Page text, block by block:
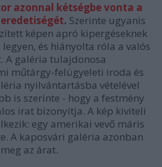
azonnal kétségbe vonta a
. Szerinte ugyanis
képen apró kipergéseknek
és hiányolta róla a valós
A galéria tulajdonosa
műtárgy-felügyeleti iroda és
nyilvántartásba vételével
is szerinte - hogy a festmény
irat bizonyítja. A kép kiviteli
egy amerikai vevő máris
A kaposvári galéria azonban
az árat.